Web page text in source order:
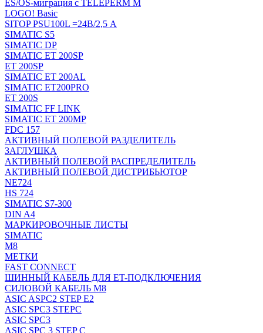
ES/OS-миграция с TELEPERM M
LOGO! Basic
SITOP PSU100L =24В/2,5 A
SIMATIC S5
SIMATIC DP
SIMATIC ET 200SP
ET 200SP
SIMATIC ET 200AL
SIMATIC ET200PRO
ET 200S
SIMATIC FF LINK
SIMATIC ET 200MP
FDC 157
АКТИВНЫЙ ПОЛЕВОЙ РАЗДЕЛИТЕЛЬ
ЗАГЛУШКА
АКТИВНЫЙ ПОЛЕВОЙ РАСПРЕДЕЛИТЕЛЬ
АКТИВНЫЙ ПОЛЕВОЙ ДИСТРИБЬЮТОР
NE724
HS 724
SIMATIC S7-300
DIN A4
МАРКИРОВОЧНЫЕ ЛИСТЫ
SIMATIC
M8
МЕТКИ
FAST CONNECT
ШИННЫЙ КАБЕЛЬ ДЛЯ ET-ПОДКЛЮЧЕНИЯ
СИЛОВОЙ КАБЕЛЬ M8
ASIC ASPC2 STEP E2
ASIC SPC3 STEPC
ASIC SPC3
ASIC SPC 3 STEP C